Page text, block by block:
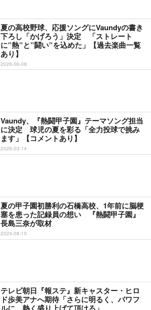
夏の高校野球、応援ソングにVaundyの書き
下ろし「かげろう」決定 「ストレート
に”熱”と”闘い”を込めた」【過去楽曲一覧
あり】
2026-06-08
Vaundy、『熱闘甲子園』テーマソング担当
に決定 球児の夏を彩る「全力投球で挑み
ます」【コメントあり】
2026-03-14
夏の甲子園初勝利の石橋高校、1年前に脳梗
塞を患った記録員の想い 『熱闘甲子園』
長島三奈が取材
2024-08-15
テレビ朝日『報ステ』新キャスター・ヒロ
ド歩美アナへ期待「さらに明るく、パワフ